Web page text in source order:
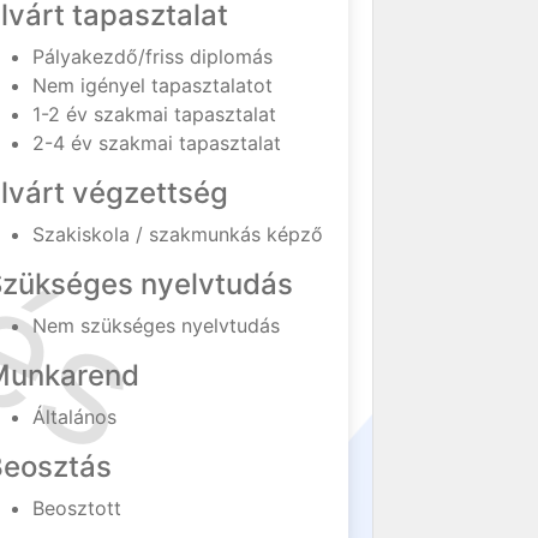
tapasztalat
Pályakezdő/friss diplomás
Nem igényel tapasztalatot
1-2 év szakmai tapasztalat
2-4 év szakmai tapasztalat
végzettség
Szakiskola / szakmunkás képző
nyelvtudás
Nem szükséges nyelvtudás
Általános
Beosztott